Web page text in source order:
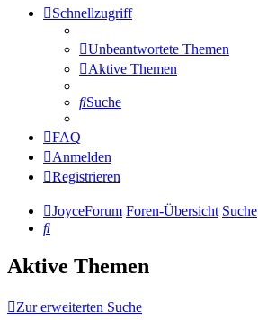
Schnellzugriff
Unbeantwortete Themen
Aktive Themen
Suche
FAQ
Anmelden
Registrieren
JoyceForum Foren-Übersicht Suche
Suche
Aktive Themen
Zur erweiterten Suche